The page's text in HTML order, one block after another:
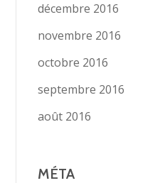
décembre 2016
novembre 2016
octobre 2016
septembre 2016
août 2016
MÉTA